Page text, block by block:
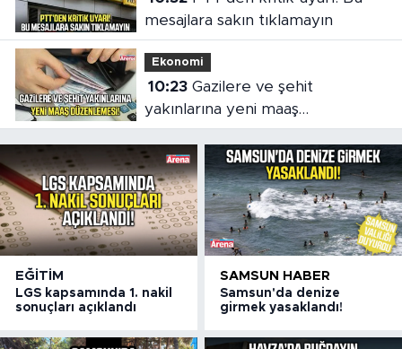
mesajlara sakın tıklamayın
Ekonomi
10:23Gazilere ve şehit
yakınlarına yeni maaş
düzenlemesi
EĞITIM
LGS kapsamında 1. nakil
sonuçları açıklandı
SAMSUN HABER
Samsun'da denize
girmek yasaklandı!